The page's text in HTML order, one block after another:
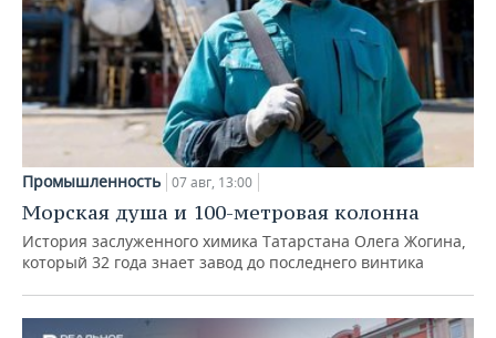
Промышленность 07 авг, 13:00
Морская душа и 100-метровая колонна
История заслуженного химика Татарстана Олега Жогина,
который 32 года знает завод до последнего винтика